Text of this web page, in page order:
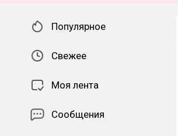
Популярное
Свежее
Моя лента
Сообщения